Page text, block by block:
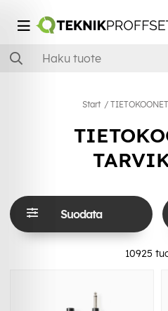
Start
Suodata
10925